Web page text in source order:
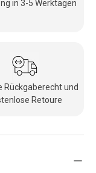
in 3-5 Werktagen
Rückgaberecht und
Retoure